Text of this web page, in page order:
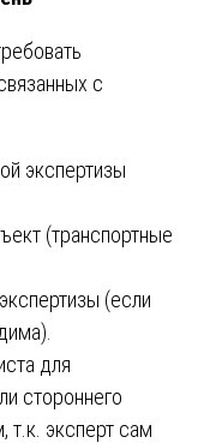
с
экспертизы
(транспортные
(если
для
стороннего
т.к. эксперт сам